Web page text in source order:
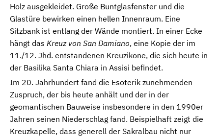
Holz ausgekleidet. Große Buntglasfenster und die
Glastüre bewirken einen hellen Innenraum. Eine
Sitzbank ist entlang der Wände montiert. In einer Ecke
hängt das Kreuz von San Damiano, eine Kopie der im
11./12. Jhd. entstandenen Kreuzikone, die sich heute in
der Basilika Santa Chiara in Assisi befindet.
Im 20. Jahrhundert fand die Esoterik zunehmenden
Zuspruch, der bis heute anhält und der in der
geomantischen Bauweise insbesondere in den 1990er
Jahren seinen Niederschlag fand. Beispielhaft zeigt die
Kreuzkapelle, dass generell der Sakralbau nicht nur